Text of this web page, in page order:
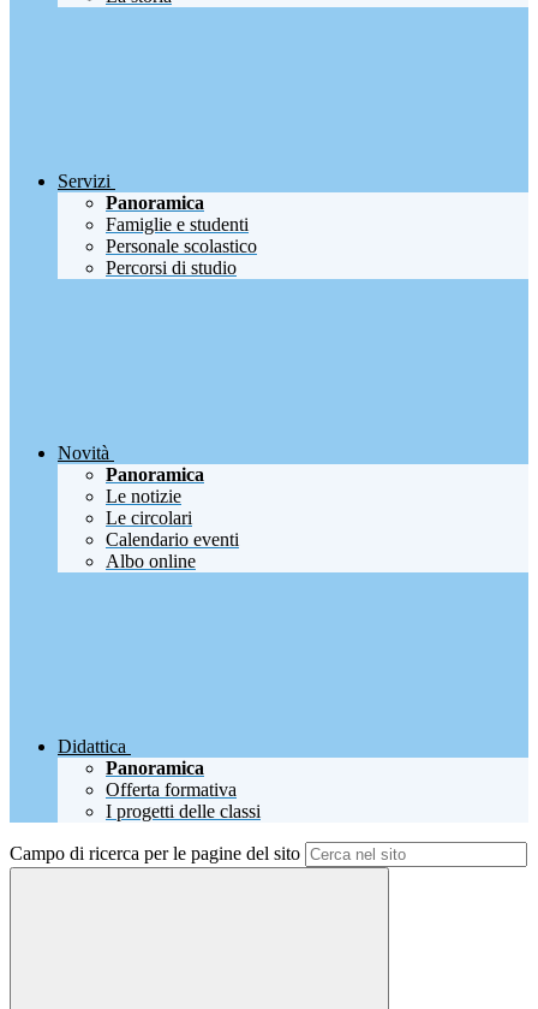
Servizi
Panoramica
Famiglie e studenti
Personale scolastico
Percorsi di studio
Novità
Panoramica
Le notizie
Le circolari
Calendario eventi
Albo online
Didattica
Panoramica
Offerta formativa
I progetti delle classi
Campo di ricerca per le pagine del sito